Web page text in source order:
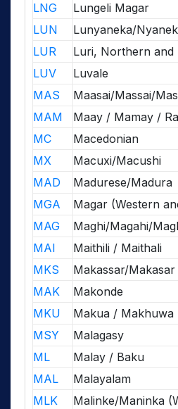
LNG
Lungeli Magar
LUN
Lunyaneka/
LUR
Luri, Northern and
LUV
Luvale
MAS
Maasai/Massai/
MAM
Maay / Mamay /
MC
Macedonian
MX
Macuxi/Macushi
MAD
Madurese/Madura
MGA
Magar (Western
MAG
Maghi/Magahi/
MAI
Maithili / Maithali
MKS
Makassar/Makasar
MAK
Makonde
MKU
Makua / Makhuwa
MSY
Malagasy
ML
Malay / Baku
MAL
Malayalam
MLK
Malinke/Maninka